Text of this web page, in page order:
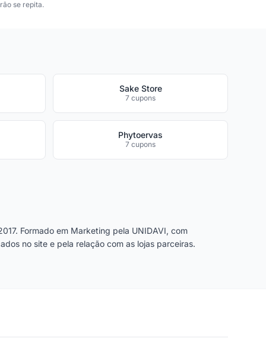
se repita.
Sake Store
7 cupons
Phytoervas
7 cupons
Formado em Marketing pela UNIDAVI, com
no site e pela relação com as lojas parceiras.